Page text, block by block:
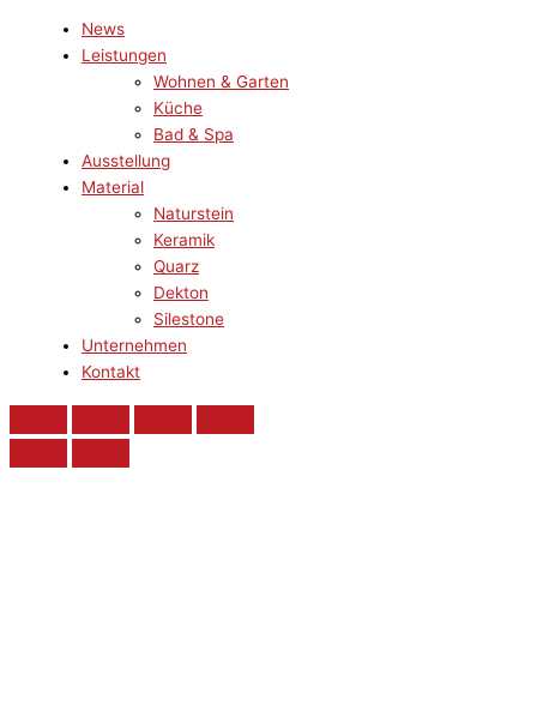
News
Leistungen
Wohnen & Garten
Küche
Bad & Spa
Ausstellung
Material
Naturstein
Keramik
Quarz
Dekton
Silestone
Unternehmen
Kontakt